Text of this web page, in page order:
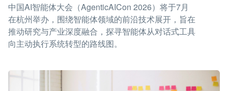
中国AI智能体大会（AgenticAICon 2026）将于7月
在杭州举办，围绕智能体领域的前沿技术展开，旨在
推动研究与产业深度融合，探寻智能体从对话式工具
向主动执行系统转型的路线图。